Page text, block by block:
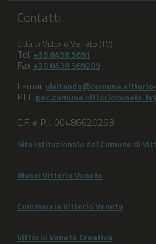
Contatti
Città di Vittorio Veneto (TV)
Tel. +39 0438 5691
Fax +39 0438 569209
E-mail
PEC
C.F. e P.I. 00486620263
Sito istituzionale del Comune di
Musei Vittorio Veneto
Commercio Vittorio Veneto
Vittorio Veneto Creativa